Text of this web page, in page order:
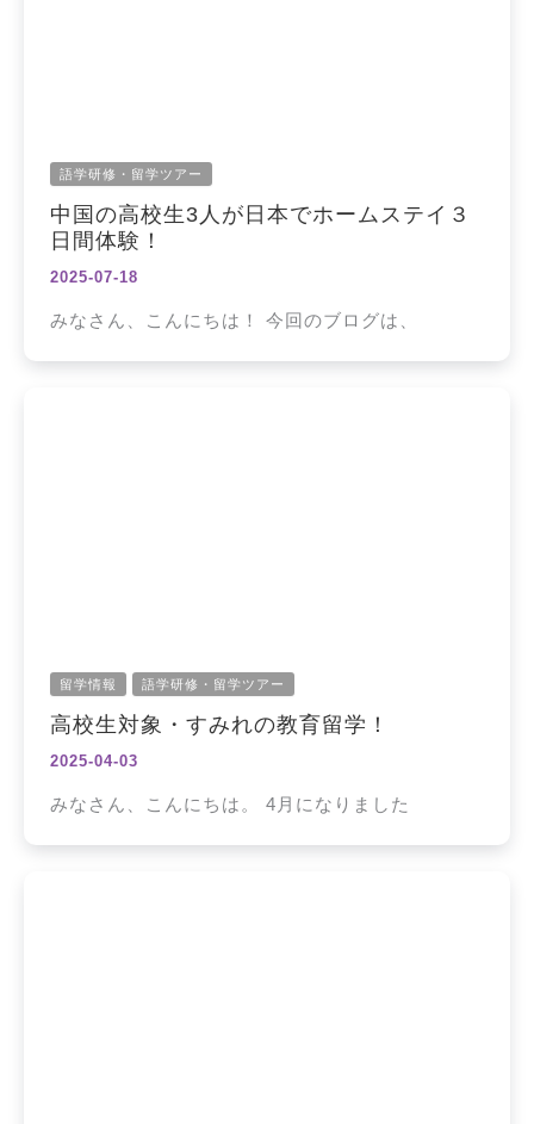
語学研修・留学ツアー
中国の高校生3人が日本でホームステイ３
日間体験！
2025-07-18
みなさん、こんにちは！ 今回のブログは、
留学情報 語学研修・留学ツアー
高校生対象・すみれの教育留学！
2025-04-03
みなさん、こんにちは。 4月になりました